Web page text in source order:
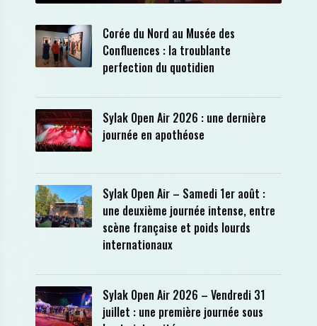
Corée du Nord au Musée des
Confluences : la troublante
perfection du quotidien
Sylak Open Air 2026 : une dernière
journée en apothéose
Sylak Open Air – Samedi 1er août :
une deuxième journée intense, entre
scène française et poids lourds
internationaux
Sylak Open Air 2026 – Vendredi 31
juillet : une première journée sous